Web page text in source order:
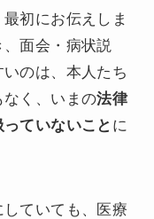
初にお伝えしま
面会・病状説
のは、本人たち
く、いまの法律
ていないこと に
ていても、医療